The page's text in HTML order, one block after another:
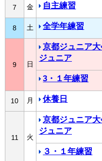
7 金 自主練習
8 土 全学年練習
9 日
京都ジュニア
ジュニア
3・１年練習
10 月 休養日
11 火
京都ジュニア
ジュニア
３・１年練習